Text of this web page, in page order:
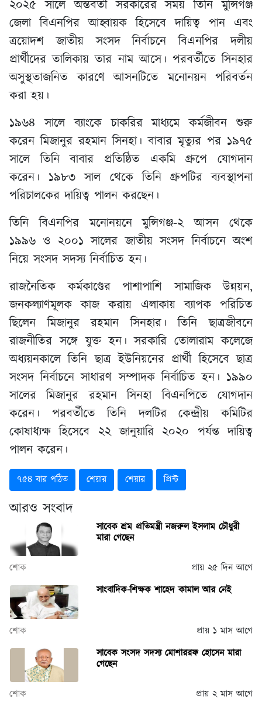
২০২৫ সালে অন্তর্বর্তী সরকারের সময় তিনি মুন্সিগঞ্জ
জেলা বিএনপির আহ্বায়ক হিসেবে দায়িত্ব পান এবং
ত্রয়োদশ জাতীয় সংসদ নির্বাচনে বিএনপির দলীয়
প্রার্থীদের তালিকায় তার নাম আসে। পরবর্তীতে সিনহার
অসুস্থতাজনিত কারণে আসনটিতে মনোনয়ন পরিবর্তন
করা হয়।
১৯৬৪ সালে ব্যাংকে চাকরির মাধ্যমে কর্মজীবন শুরু
করেন মিজানুর রহমান সিনহা। বাবার মৃত্যুর পর ১৯৭৫
সালে তিনি বাবার প্রতিষ্ঠিত একমি গ্রুপে যোগদান
করেন। ১৯৮৩ সাল থেকে তিনি গ্রুপটির ব্যবস্থাপনা
পরিচালকের দায়িত্ব পালন করছেন।
তিনি বিএনপির মনোনয়নে মুন্সিগঞ্জ-২ আসন থেকে
১৯৯৬ ও ২০০১ সালের জাতীয় সংসদ নির্বাচনে অংশ
নিয়ে সংসদ সদস্য নির্বাচিত হন।
রাজনৈতিক কর্মকাণ্ডের পাশাপাশি সামাজিক উন্নয়ন,
জনকল্যাণমূলক কাজ করায় এলাকায় ব্যাপক পরিচিত
ছিলেন মিজানুর রহমান সিনহার। তিনি ছাত্রজীবনে
রাজনীতির সঙ্গে যুক্ত হন। সরকারি তোলারাম কলেজে
অধ্যয়নকালে তিনি ছাত্র ইউনিয়নের প্রার্থী হিসেবে ছাত্র
সংসদ নির্বাচনে সাধারণ সম্পাদক নির্বাচিত হন। ১৯৯০
সালের মিজানুর রহমান সিনহা বিএনপিতে যোগদান
করেন। পরবর্তীতে তিনি দলটির কেন্দ্রীয় কমিটির
কোষাধ্যক্ষ হিসেবে ২২ জানুয়ারি ২০২০ পর্যন্ত দায়িত্ব
পালন করেন।
৭৫৪ বার পঠিত শেয়ার শেয়ার প্রিন্ট
আরও সংবাদ
সাবেক শ্রম প্রতিমন্ত্রী নজরুল ইসলাম চৌধুরী
মারা গেছেন
শোক
প্রায় ২৫ দিন আগে
সাংবাদিক-শিক্ষক শাহেদ কামাল আর নেই
শোক
প্রায় ১ মাস আগে
সাবেক সংসদ সদস্য মোশাররফ হোসেন মারা
গেছেন
শোক
প্রায় ২ মাস আগে